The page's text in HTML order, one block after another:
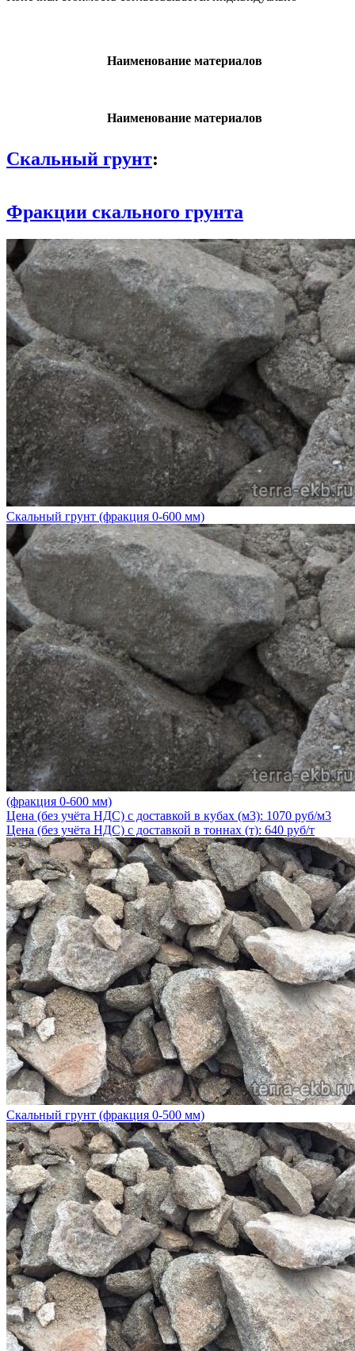
Наименование материалов
Наименование материалов
Скальный грунт:
Фракции скального грунта
Скальный грунт (фракция 0-600 мм)
(фракция 0-600 мм)
Цена (без учёта НДС) с доставкой в кубах (м3): 1070 руб/м3
Цена (без учёта НДС) с доставкой в тоннах (т): 640 руб/т
Скальный грунт (фракция 0-500 мм)